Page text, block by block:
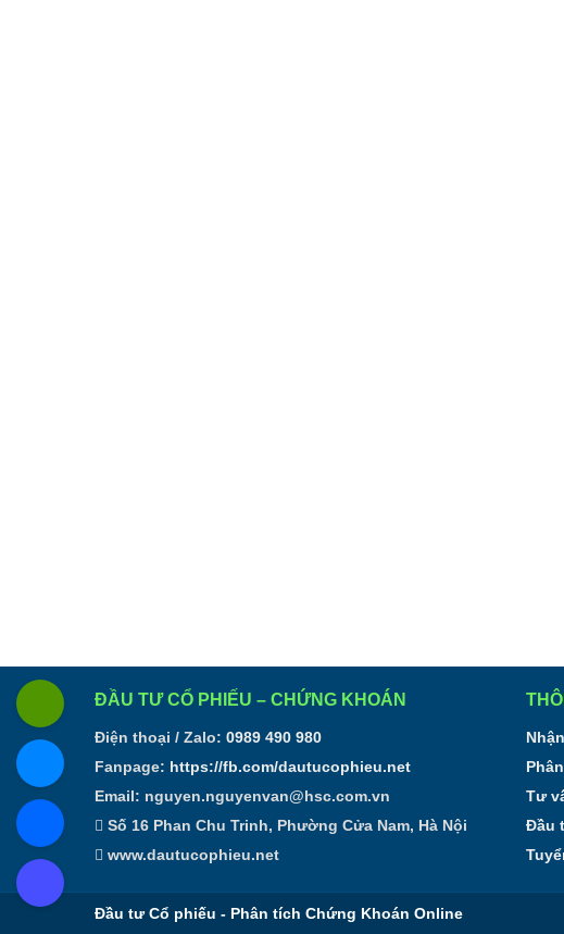
ĐẦU TƯ CỔ PHIẾU – CHỨNG KHOÁN
Điện thoại / Zalo: 0989 490 980
Fanpage: https://fb.com/dautucophieu.net
Email: nguyen.nguyenvan@hsc.com.vn
Số 16 Phan Chu Trinh, Phường Cửa Nam, Hà Nội
www.dautucophieu.net
Tư
Đầu
Đầu tư Cổ phiếu - Phân tích Chứng Khoán Online